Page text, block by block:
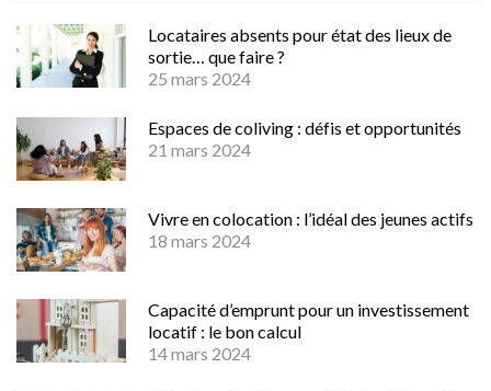
Locataires absents pour état des lieux de
sortie… que faire ?
25 mars 2024
Espaces de coliving : défis et opportunités
21 mars 2024
Vivre en colocation : l’idéal des jeunes actifs
18 mars 2024
Capacité d’emprunt pour un investissement
locatif : le bon calcul
14 mars 2024